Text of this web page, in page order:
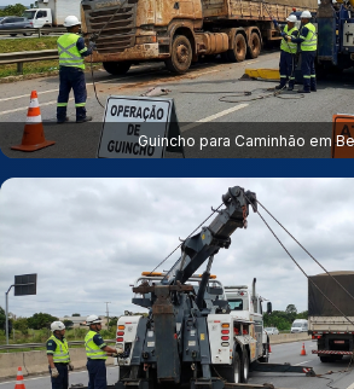
Guincho para Caminhão em